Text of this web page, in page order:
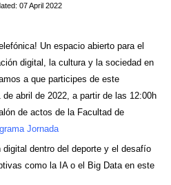
07 April 2022
Un espacio abierto para el
digital, la cultura y la sociedad en
a que participes de este
abril de 2022, a partir de las 12:00h
de actos de la Facultad de
Jornada
dentro del deporte y el desafío
como la IA o el Big Data en este